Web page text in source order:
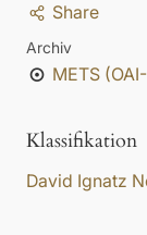
Share
Archiv
METS
Klassifikation
David Ignatz